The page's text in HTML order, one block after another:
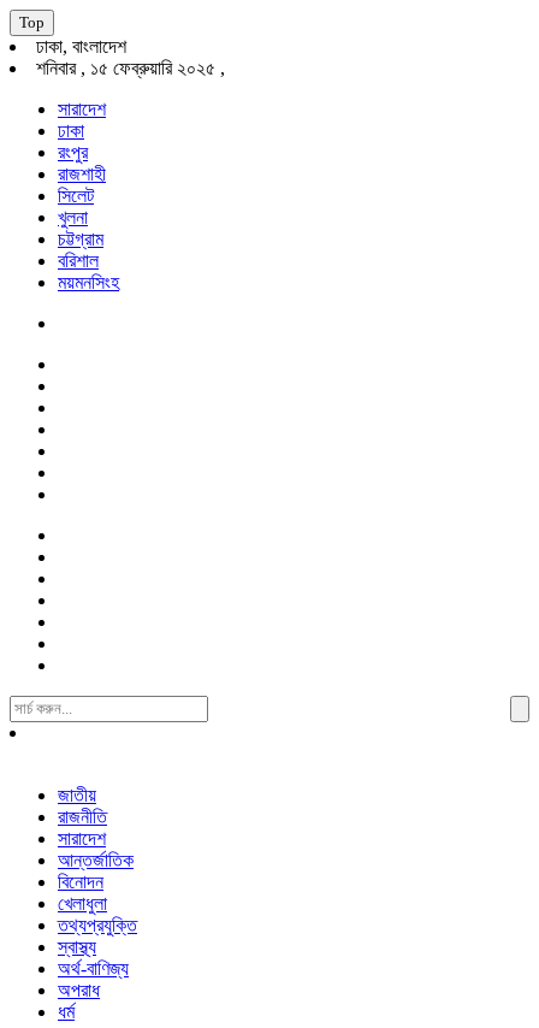
Top
ঢাকা, বাংলাদেশ
শনিবার , ১৫ ফেব্রুয়ারি ২০২৫ ,
সারাদেশ
ঢাকা
রংপুর
রাজশাহী
সিলেট
খুলনা
চট্টগ্রাম
বরিশাল
ময়মনসিংহ
Search
For:
জাতীয়
রাজনীতি
সারাদেশ
আন্তর্জাতিক
বিনোদন
খেলাধুলা
তথ্যপ্রযুক্তি
স্বাস্থ্য
অর্থ-বাণিজ্য
অপরাধ
ধর্ম